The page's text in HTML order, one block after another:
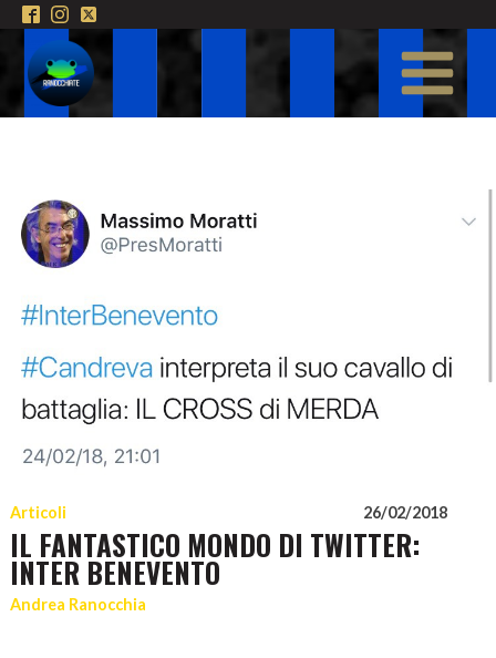
Articoli 26/02/2018
IL FANTASTICO MONDO DI TWITTER:
INTER BENEVENTO
Andrea Ranocchia